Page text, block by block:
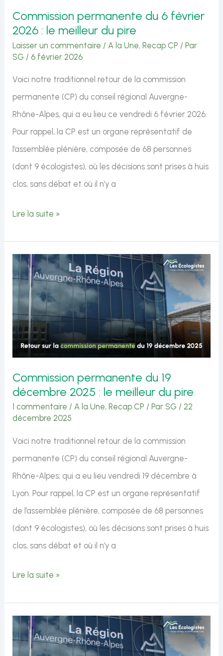
pire
Commission permanente du 6 février
2026 : le meilleur du pire
Laisser un commentaire / A la Une,Recap CP / Par
SG / 6 février 2026
Voici notre traditionnel retour de la commission
permanente (CP) du conseil régional Auvergne-
Rhône-Alpes, qui a eu lieu ce vendredi 6 février 2026.
Pour rappel, la CP est un organe représentatif de
l’assemblée plénière, composée de 68 personnes
(dont 9 écologistes), où les décisions sont prises à huis
clos, sans débat et où il n’y a
Commission
février
2026
:
le
pire
Lire la suite »
Commission permanente du 19
décembre 2025 : le meilleur du pire
1 commentaire /A la Une,Recap CP / Par SG /22
décembre 2025
Voici notre traditionnel retour de la commission
permanente (CP) du conseil régional Auvergne-
Rhône-Alpes, qui a eu lieu vendredi 19 décembre à
Lyon. Pour rappel, la CP est un organe représentatif
de l’assemblée plénière, composée de 68 personnes
(dont 9 écologistes), où les décisions sont prises à huis
clos, sans débat et où il n’y a
Commission
décembre
Lire la suite »